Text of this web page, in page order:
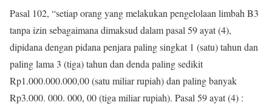
Pasal 102, “setiap orang yang melakukan pengelolaan limbah B3
tanpa izin sebagaimana dimaksud dalam pasal 59 ayat (4),
dipidana dengan pidana penjara paling singkat 1 (satu) tahun dan
paling lama 3 (tiga) tahun dan denda paling sedikit
Rp1.000.000.000,00 (satu miliar rupiah) dan paling banyak
Rp3.000. 000. 000, 00 (tiga miliar rupiah). Pasal 59 ayat (4) :